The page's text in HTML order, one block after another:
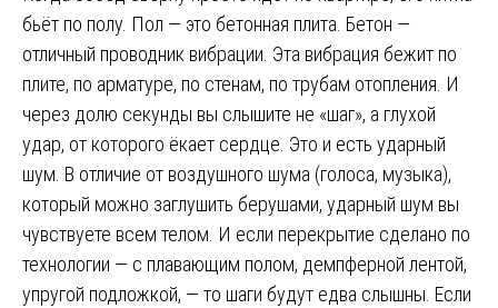
бьёт по полу. Пол — это бетонная плита. Бетон —
отличный проводник вибрации. Эта вибрация бежит по
плите, по арматуре, по стенам, по трубам отопления. И
через долю секунды вы слышите не «шаг», а глухой
удар, от которого ёкает сердце. Это и есть ударный
шум. В отличие от воздушного шума (голоса, музыка),
который можно заглушить берушами, ударный шум вы
чувствуете всем телом. И если перекрытие сделано по
технологии — с плавающим полом, демпферной лентой,
упругой подложкой, — то шаги будут едва слышны. Если